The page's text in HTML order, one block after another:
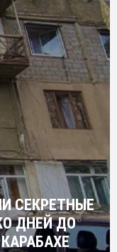
СЕКРЕТНЫЕ
ДНЕЙ ДО